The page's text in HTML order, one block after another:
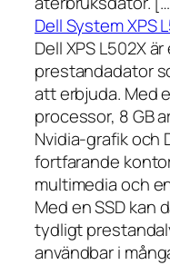
Dell System XPS
Dell XPS L502X
prestandadator
att erbjuda. Med
processor, 8 GB
Nvidia-grafik och
fortfarande
multimedia och
Med en SSD kan
tydligt
användbar i